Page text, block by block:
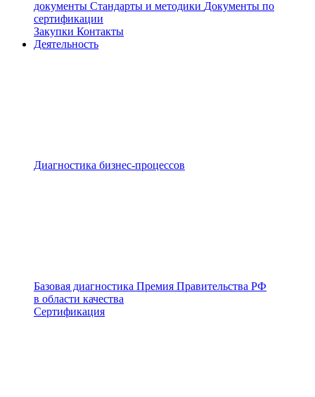
документы Стандарты и методики Документы по
сертификации
Закупки Контакты
Деятельность
Диагностика бизнес-процессов
Базовая диагностика Премия Правительства РФ
в области качества
Сертификация